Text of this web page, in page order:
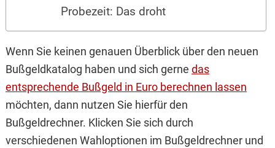
Probezeit: Das droht
Wenn Sie keinen genauen Überblick über den neuen
Bußgeldkatalog haben und sich gerne das
entsprechende Bußgeld in Euro berechnen lassen
möchten, dann nutzen Sie hierfür den
Bußgeldrechner. Klicken Sie sich durch
verschiedenen Wahloptionen im Bußgeldrechner und